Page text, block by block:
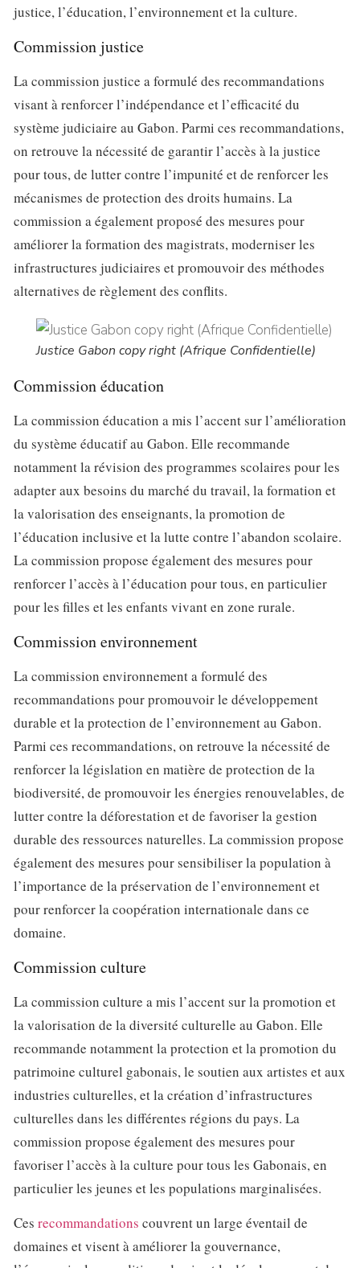
justice, l’éducation, l’environnement et la culture.
Commission justice
La commission justice a formulé des recommandations
visant à renforcer l’indépendance et l’efficacité du
système judiciaire au Gabon. Parmi ces recommandations,
on retrouve la nécessité de garantir l’accès à la justice
pour tous, de lutter contre l’impunité et de renforcer les
mécanismes de protection des droits humains. La
commission a également proposé des mesures pour
améliorer la formation des magistrats, moderniser les
infrastructures judiciaires et promouvoir des méthodes
alternatives de règlement des conflits.
Justice Gabon copy right (Afrique Confidentielle)
Commission éducation
La commission éducation a mis l’accent sur l’amélioration
du système éducatif au Gabon. Elle recommande
notamment la révision des programmes scolaires pour les
adapter aux besoins du marché du travail, la formation et
la valorisation des enseignants, la promotion de
l’éducation inclusive et la lutte contre l’abandon scolaire.
La commission propose également des mesures pour
renforcer l’accès à l’éducation pour tous, en particulier
pour les filles et les enfants vivant en zone rurale.
Commission environnement
La commission environnement a formulé des
recommandations pour promouvoir le développement
durable et la protection de l’environnement au Gabon.
Parmi ces recommandations, on retrouve la nécessité de
renforcer la législation en matière de protection de la
biodiversité, de promouvoir les énergies renouvelables, de
lutter contre la déforestation et de favoriser la gestion
durable des ressources naturelles. La commission propose
également des mesures pour sensibiliser la population à
l’importance de la préservation de l’environnement et
pour renforcer la coopération internationale dans ce
domaine.
Commission culture
La commission culture a mis l’accent sur la promotion et
la valorisation de la diversité culturelle au Gabon. Elle
recommande notamment la protection et la promotion du
patrimoine culturel gabonais, le soutien aux artistes et aux
industries culturelles, et la création d’infrastructures
culturelles dans les différentes régions du pays. La
commission propose également des mesures pour
favoriser l’accès à la culture pour tous les Gabonais, en
particulier les jeunes et les populations marginalisées.
Ces recommandations couvrent un large éventail de
domaines et visent à améliorer la gouvernance,